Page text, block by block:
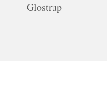
Glostrup